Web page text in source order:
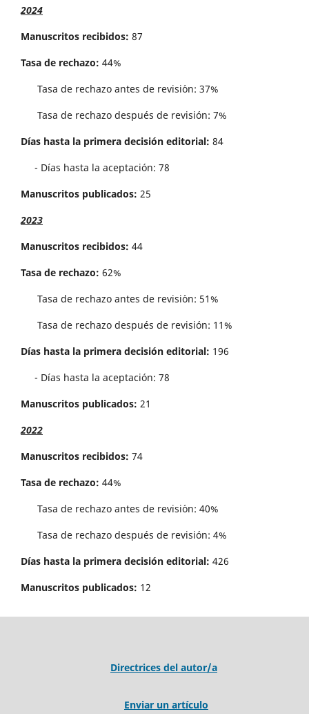
2024
Manuscritos recibidos: 87
Tasa de rechazo: 44%
Tasa de rechazo antes de revisi´on: 37%
Tasa de rechazo después de revisión: 7%
Días hasta la primera decisión editorial: 84
- Días hasta la aceptación: 78
Manuscritos publicados: 25
2023
Manuscritos recibidos: 44
Tasa de rechazo: 62%
Tasa de rechazo antes de revisi´on: 51%
Tasa de rechazo después de revisión: 11%
Días hasta la primera decisión editorial: 196
- Días hasta la aceptación: 78
Manuscritos publicados: 21
2022
Manuscritos recibidos: 74
Tasa de rechazo: 44%
Tasa de rechazo antes de revisi´on: 40%
Tasa de rechazo después de revisión: 4%
Días hasta la primera decisión editorial: 426
Manuscritos publicados: 12
Directrices del autor/a
Enviar un artículo